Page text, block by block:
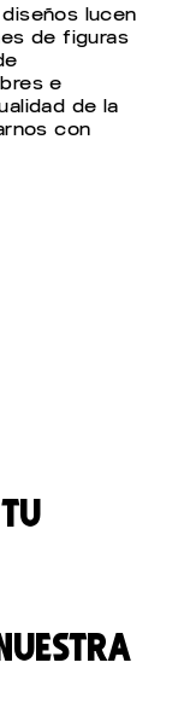
lucen
de figuras
e
de la
con
tu